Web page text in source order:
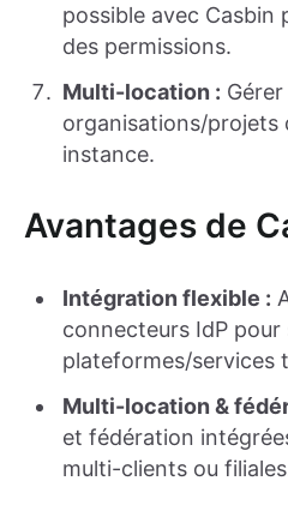
possible avec Casbin
des permissions.
Multi-location :
organisations/projets
instance.
Avantages de
Intégration flexible :
connecteurs IdP
plateformes/services
Multi-location &
et fédération
multi-clients ou